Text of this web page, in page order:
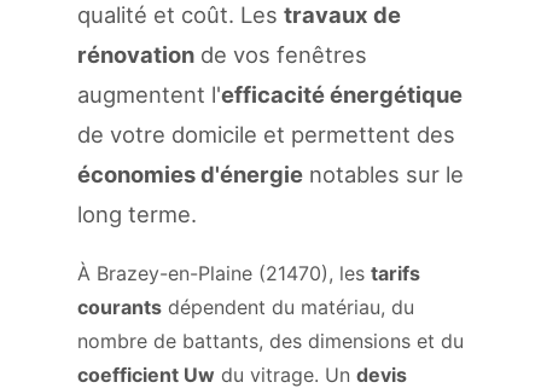
qualité et coût. Les travaux de
rénovation de vos fenêtres
augmentent l'efficacité énergétique
de votre domicile et permettent des
économies d'énergie notables sur le
long terme.
À Brazey-en-Plaine (21470), les tarifs
courants dépendent du matériau, du
nombre de battants, des dimensions et du
coefficient Uw du vitrage. Un devis